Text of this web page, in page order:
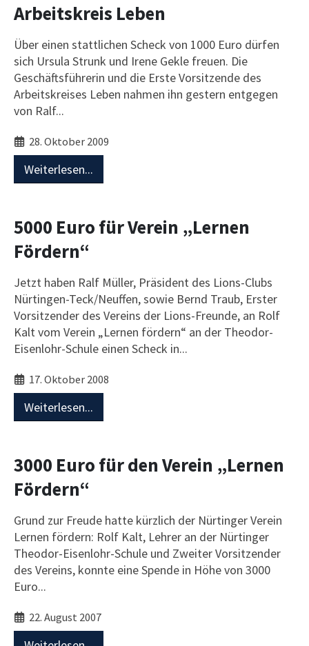
Arbeitskreis Leben
Über einen stattlichen Scheck von 1000 Euro dürfen
sich Ursula Strunk und Irene Gekle freuen. Die
Geschäftsführerin und die Erste Vorsitzende des
Arbeitskreises Leben nahmen ihn gestern entgegen
von Ralf...
28. Oktober 2009
Weiterlesen...
5000 Euro für Verein „Lernen
Fördern“
Jetzt haben Ralf Müller, Präsident des Lions-Clubs
Nürtingen-Teck/Neuffen, sowie Bernd Traub, Erster
Vorsitzender des Vereins der Lions-Freunde, an Rolf
Kalt vom Verein „Lernen fördern“ an der Theodor-
Eisenlohr-Schule einen Scheck in...
17. Oktober 2008
Weiterlesen...
3000 Euro für den Verein „Lernen
Fördern“
Grund zur Freude hatte kürzlich der Nürtinger Verein
Lernen fördern: Rolf Kalt, Lehrer an der Nürtinger
Theodor-Eisenlohr-Schule und Zweiter Vorsitzender
des Vereins, konnte eine Spende in Höhe von 3000
Euro...
22. August 2007